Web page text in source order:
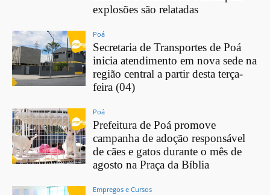
explosões são relatadas
Poá
Secretaria de Transportes de Poá
inicia atendimento em nova sede na
região central a partir desta terça-
feira (04)
Poá
Prefeitura de Poá promove
campanha de adoção responsável
de cães e gatos durante o mês de
agosto na Praça da Bíblia
Empregos e Cursos